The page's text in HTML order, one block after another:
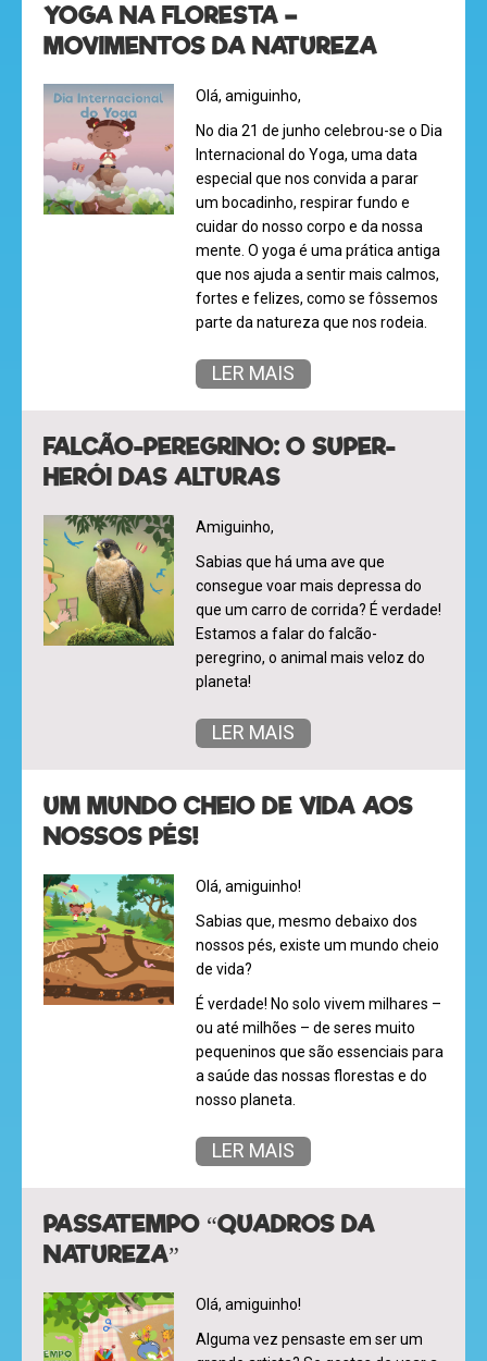
mega
super
eventos
recebe
hora
cantinho
do
YOGA NA FLORESTA –
MOVIMENTOS DA NATUREZA
Olá, amiguinho,
No dia 21 de junho celebrou-se o Dia
Internacional do Yoga, uma data
especial que nos convida a parar
um bocadinho, respirar fundo e
cuidar do nosso corpo e da nossa
mente. O yoga é uma prática antiga
que nos ajuda a sentir mais calmos,
fortes e felizes, como se fôssemos
parte da natureza que nos rodeia.
LER MAIS
FALCÃO-PEREGRINO: O SUPER-
HERÓI DAS ALTURAS
Amiguinho,
Sabias que há uma ave que
consegue voar mais depressa do
que um carro de corrida? É verdade!
Estamos a falar do falcão-
peregrino, o animal mais veloz do
planeta!
LER MAIS
UM MUNDO CHEIO DE VIDA AOS
NOSSOS PÉS!
Olá, amiguinho!
Sabias que, mesmo debaixo dos
nossos pés, existe um mundo cheio
de vida?
É verdade! No solo vivem milhares –
ou até milhões – de seres muito
pequeninos que são essenciais para
a saúde das nossas florestas e do
nosso planeta.
LER MAIS
PASSATEMPO “QUADROS DA
NATUREZA”
Olá, amiguinho!
Alguma vez pensaste em ser um